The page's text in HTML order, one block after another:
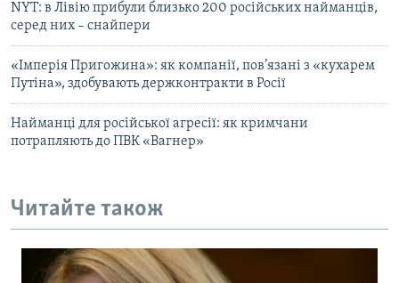
NYT: в Лівію прибули близько 200 російських найманців,
серед них – снайпери
«Імперія Пригожина»: як компанії, пов’язані з «кухарем
Путіна», здобувають держконтракти в Росії
Найманці для російської агресії: як кримчани
потрапляють до ПВК «Вагнер»
Читайте також